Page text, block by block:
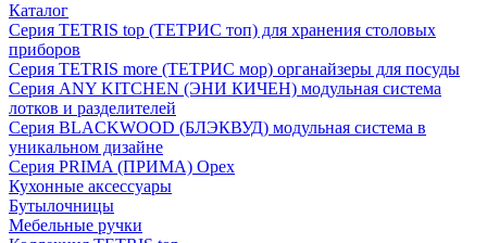
Каталог
Серия TETRIS top (ТЕТРИС топ) для хранения столовых
приборов
Серия TETRIS more (ТЕТРИС мор) органайзеры для посуды
Серия ANY KITCHEN (ЭНИ КИЧЕН) модульная система
лотков и разделителей
Серия BLACKWOOD (БЛЭКВУД) модульная система в
уникальном дизайне
Серия PRIMA (ПРИМА) Орех
Кухонные аксессуары
Бутылочницы
Мебельные ручки